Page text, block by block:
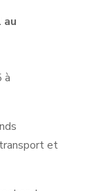
à
et